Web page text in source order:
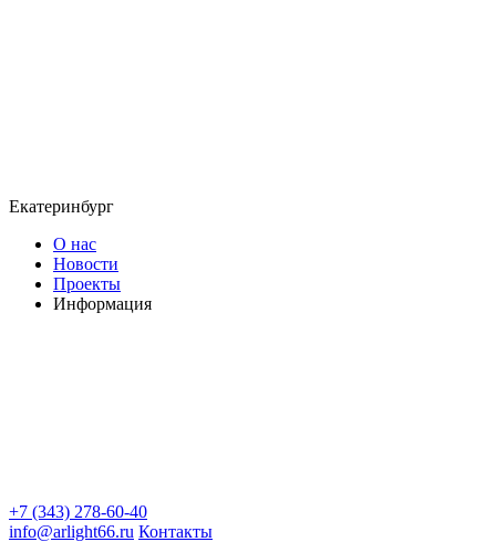
Екатеринбург
О нас
Новости
Проекты
Информация
+7 (343) 278-60-40
info@arlight66.ru Контакты